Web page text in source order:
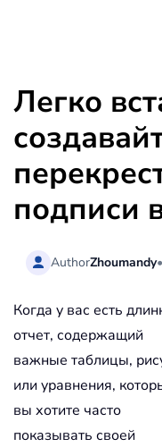
Легко
подписи
AuthorZhoumandy•
Когда у вас есть
отчет, содержащий
важные таблицы,
или уравнения,
вы хотите часто
показывать своей